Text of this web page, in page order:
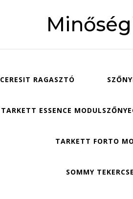
CERESIT RAGASZTÓ
TARKETT ESSENCE
TARKETT FORTO
SOMMY